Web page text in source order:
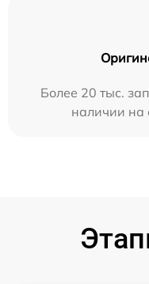
Более 20 тыс.
наличии на